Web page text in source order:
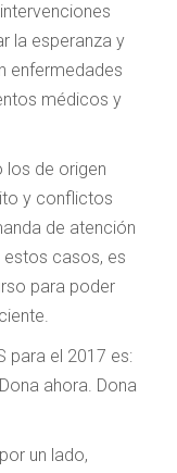
la esperanza y
enfermedades
médicos y
los de origen
y conflictos
de atención
casos, es
para poder
para el 2017 es:
ahora. Dona
un lado,